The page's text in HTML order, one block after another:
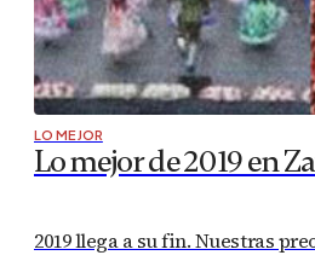
LO MEJOR
Lo mejor de 2019 en
2019 llega a su fin. Nuestras